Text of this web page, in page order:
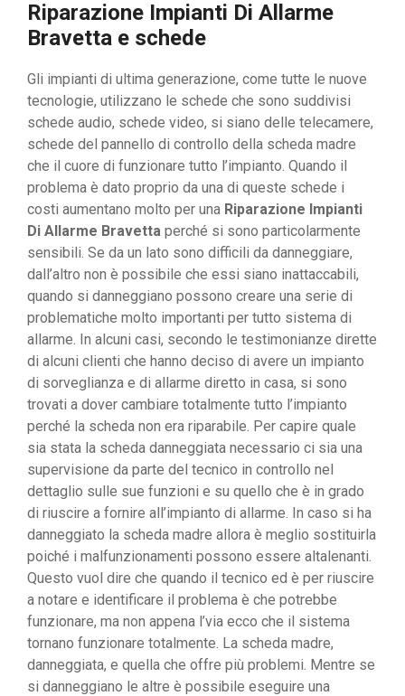
Riparazione Impianti Di Allarme
Bravetta e schede
Gli impianti di ultima generazione, come tutte le nuove
tecnologie, utilizzano le schede che sono suddivisi
schede audio, schede video, si siano delle telecamere,
schede del pannello di controllo della scheda madre
che il cuore di funzionare tutto l’impianto. Quando il
problema è dato proprio da una di queste schede i
costi aumentano molto per una Riparazione Impianti
Di Allarme Bravetta perché si sono particolarmente
sensibili. Se da un lato sono difficili da danneggiare,
dall’altro non è possibile che essi siano inattaccabili,
quando si danneggiano possono creare una serie di
problematiche molto importanti per tutto sistema di
allarme. In alcuni casi, secondo le testimonianze dirette
di alcuni clienti che hanno deciso di avere un impianto
di sorveglianza e di allarme diretto in casa, si sono
trovati a dover cambiare totalmente tutto l’impianto
perché la scheda non era riparabile. Per capire quale
sia stata la scheda danneggiata necessario ci sia una
supervisione da parte del tecnico in controllo nel
dettaglio sulle sue funzioni e su quello che è in grado
di riuscire a fornire all’impianto di allarme. In caso si ha
danneggiato la scheda madre allora è meglio sostituirla
poiché i malfunzionamenti possono essere altalenanti.
Questo vuol dire che quando il tecnico ed è per riuscire
a notare e identificare il problema è che potrebbe
funzionare, ma non appena l’via ecco che il sistema
tornano funzionare totalmente. La scheda madre,
danneggiata, e quella che offre più problemi. Mentre se
si danneggiano le altre è possibile eseguire una